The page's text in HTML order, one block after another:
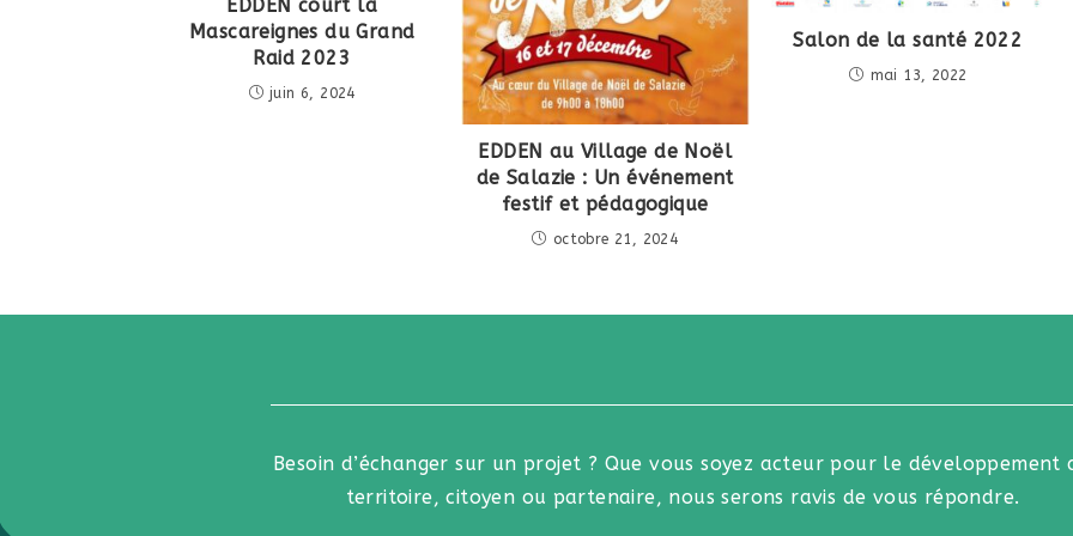
EDDEN court la
Mascareignes du Grand
Raid 2023
juin 6, 2024
EDDEN au Village de Noël
de Salazie : Un événement
festif et pédagogique
octobre 21, 2024
Salon de la santé 2022
mai 13, 2022
Besoin d’échanger sur un projet ? Que vous soyez acteur pour le développement
territoire, citoyen ou partenaire, nous serons ravis de vous répondre.